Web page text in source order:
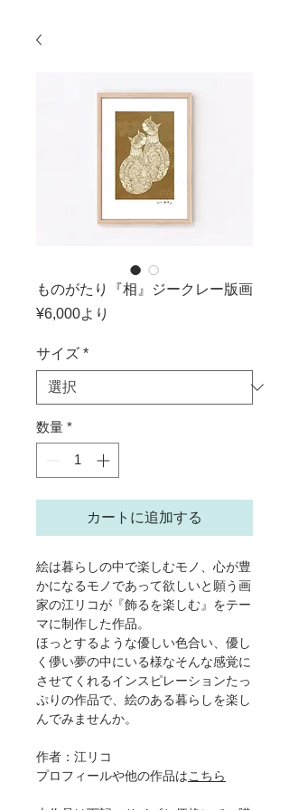
ものがたり『相』ジークレー版画
¥6,000より
価
サイズ *
数量 *
カートに追加する
絵は暮らしの中で楽しむモノ、心が豊
かになるモノであって欲しいと願う画
家の江リコが『飾るを楽しむ』をテー
マに制作した作品。
ほっとするような優しい色合い、優し
く儚い夢の中にいる様なそんな感覚に
させてくれるインスピレーションたっ
ぷりの作品で、絵のある暮らしを楽し
んでみませんか。
作者：江リコ
プロフィールや他の作品はこちら